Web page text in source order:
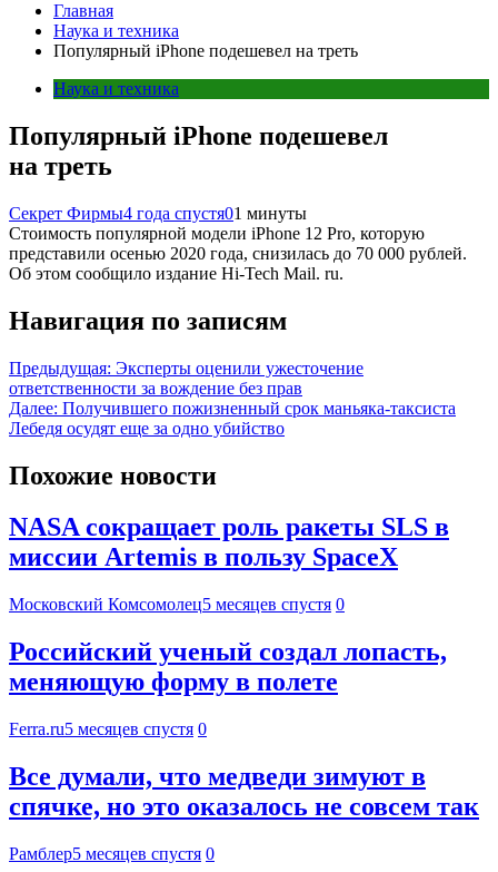
Главная
Наука и техника
Популярный iPhone подешевел на треть
Наука и техника
Популярный iPhone подешевел
на треть
Секрет Фирмы4 года спустя01 минуты
Стоимость популярной модели iPhone 12 Pro, которую
представили осенью 2020 года, снизилась до 70 000 рублей.
Об этом сообщило издание Hi-Tech Mail. ru.
Навигация по записям
Предыдущая: Эксперты оценили ужесточение
ответственности за вождение без прав
Далее: Получившего пожизненный срок маньяка-таксиста
Лебедя осудят еще за одно убийство
Похожие новости
NASA сокращает роль ракеты SLS в
миссии Artemis в пользу SpaceX
Московский Комсомолец5 месяцев спустя 0
Российский ученый создал лопасть,
меняющую форму в полете
Ferra.ru5 месяцев спустя 0
Все думали, что медведи зимуют в
спячке, но это оказалось не совсем так
Рамблер5 месяцев спустя 0